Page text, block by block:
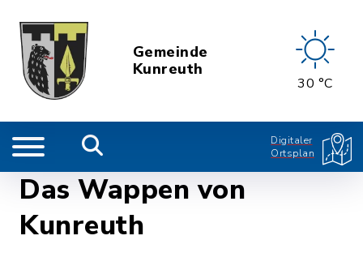
Gemeinde
Kunreuth
30 °C
Digitaler
Ortsplan
Das Wappen von
Kunreuth